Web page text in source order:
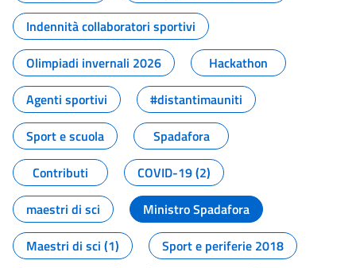
Indennità collaboratori sportivi
Olimpiadi invernali 2026
Hackathon
Agenti sportivi
#distantimauniti
Sport e scuola
Spadafora
Contributi
COVID-19 (2)
maestri di sci
Ministro Spadafora
Maestri di sci (1)
Sport e periferie 2018